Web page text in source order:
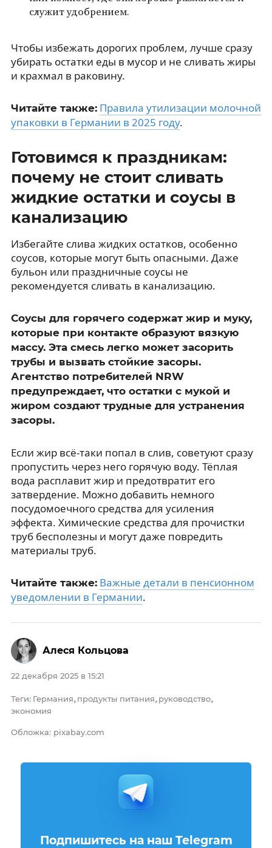
служит удобрением.
Чтобы избежать дорогих проблем, лучше сразу
убирать остатки еды в мусор и не сливать жиры
и крахмал в раковину.
Читайте также: Правила утилизации молочной
упаковки в Германии в 2025 году.
Готовимся к праздникам:
почему не стоит сливать
жидкие остатки и соусы в
канализацию
Избегайте слива жидких остатков, особенно
соусов, которые могут быть опасными. Даже
бульон или праздничные соусы не
рекомендуется сливать в канализацию.
Соусы для горячего содержат жир и муку,
которые при контакте образуют вязкую
массу. Эта смесь легко может засорить
трубы и вызвать стойкие засоры.
Агентство потребителей NRW
предупреждает, что остатки с мукой и
жиром создают трудные для устранения
засоры.
Если жир всё-таки попал в слив, советуют сразу
пропустить через него горячую воду. Тёплая
вода расплавит жир и предотвратит его
затвердение. Можно добавить немного
посудомоечного средства для усиления
эффекта. Химические средства для прочистки
труб бесполезны и могут даже повредить
материалы труб.
Читайте также: Важные детали в пенсионном
уведомлении в Германии.
22 декабря 2025 в 15:21
Теги: Германия, продукты питания, руководство,
экономия
Обложка: pixabay.com
Алеся Кольцова
Подпишитесь на наш Telegram